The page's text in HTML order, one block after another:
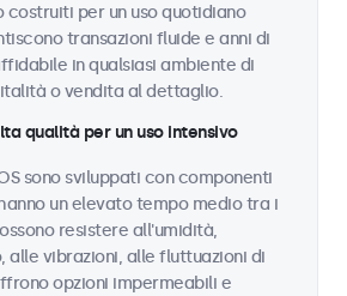
costruiti per un uso quotidiano
transazioni fluide e anni di
in qualsiasi ambiente di
o vendita al dettaglio.
qualità per un uso intensivo
sono sviluppati con componenti
un elevato tempo medio tra i
resistere all'umidità,
alle vibrazioni, alle fluttuazioni di
opzioni impermeabili e